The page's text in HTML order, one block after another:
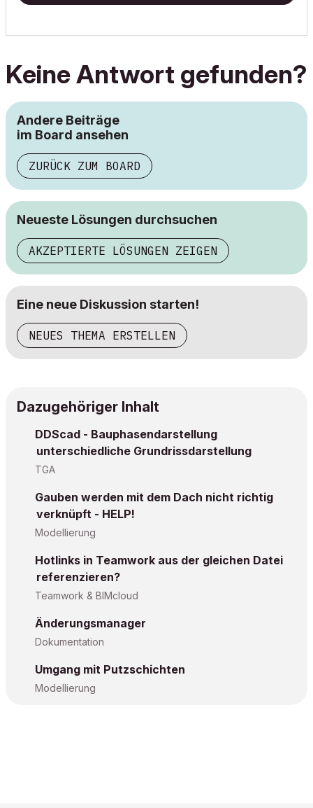
Keine Antwort gefunden?
Andere Beiträge
im Board ansehen
ZURÜCK ZUM BOARD
Neueste Lösungen durchsuchen
AKZEPTIERTE LÖSUNGEN ZEIGEN
Eine neue Diskussion starten!
NEUES THEMA ERSTELLEN
Dazugehöriger Inhalt
DDScad - Bauphasendarstellung
unterschiedliche Grundrissdarstellung
TGA
Gauben werden mit dem Dach nicht richtig
verknüpft - HELP!
Modellierung
Hotlinks in Teamwork aus der gleichen Datei
referenzieren?
Teamwork & BIMcloud
Änderungsmanager
Dokumentation
Umgang mit Putzschichten
Modellierung